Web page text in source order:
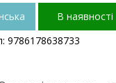
В наявності
9786178638733